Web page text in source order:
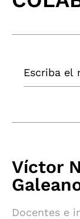
Víctor
Docentes e